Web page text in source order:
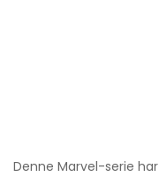
Denne Marvel-serie